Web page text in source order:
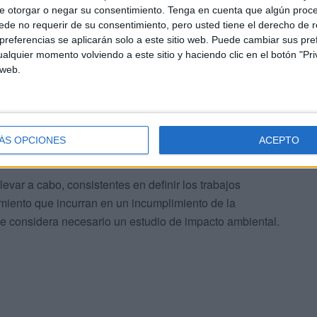
otorgar o negar su consentimiento. Tenga en cuenta que algún
no requerir de su consentimiento, pero usted tiene el derecho de
se aplicarán solo a este sitio web. Puede cambiar sus
momento volviendo a este sitio y haciendo clic en el botón
OPCIONES ACEPTO
del sistema”.
de PCI, se mejora la red de alumbrado de
planta baja y 1, se instalarán detectores de movimiento
los trabajos derivados en la red eléctrica y cuadro de
a cabo, consistentes en definir los trabajos
que incurran en un incumplimiento de la
considera necesario un estudio de impacto ambiental.